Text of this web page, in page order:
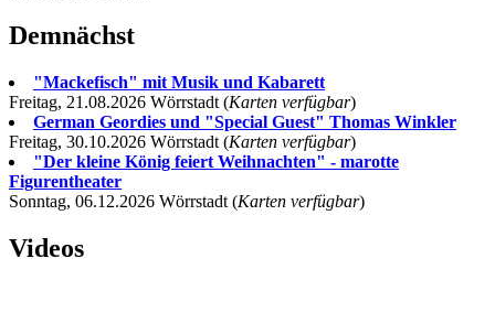
Demnächst
"Mackefisch" mit Musik und Kabarett
Freitag, 21.08.2026 Wörrstadt (Karten verfügbar)
German Geordies und "Special Guest" Thomas Winkler
Freitag, 30.10.2026 Wörrstadt (Karten verfügbar)
"Der kleine König feiert Weihnachten" - marotte
Figurentheater
Sonntag, 06.12.2026 Wörrstadt (Karten verfügbar)
Videos